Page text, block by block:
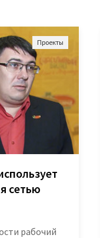
Проекты
сетью
рабочий